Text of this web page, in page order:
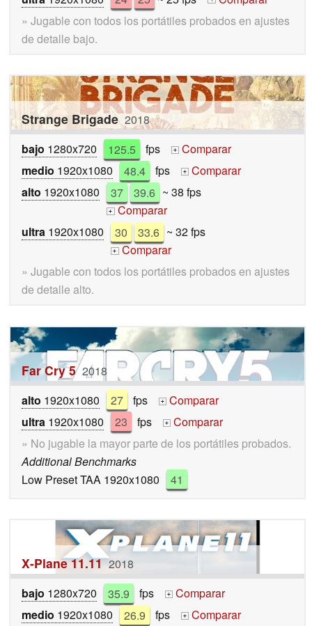
» Jugable con todos los portátiles probados en ajustes
de detalle bajo.
Strange Brigade 2018
bajo 1280x720 125.5 fps +
Comparar
medio 1920x1080 48.4 fps +
Comparar
alto 1920x1080 37 39.6 ~ 38 fps
+ Comparar
ultra 1920x1080 30 33.6 ~ 32 fps
+ Comparar
» Jugable con todos los portátiles probados en ajustes
de detalle alto.
Far Cry 5 2018
alto 1920x1080 27 fps +
Comparar
ultra 1920x1080 23 fps +
Comparar
» No jugable la mayor parte de los portátiles probados.
Additional Benchmarks
Low Preset TAA 1920x1080
41
X-Plane 11.11 2018
bajo 1280x720 35.9 fps +
Comparar
medio 1920x1080 26.9 fps +
Comparar